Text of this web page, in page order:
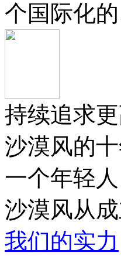
个国际化
持续追求
沙漠风的
一个年轻
沙漠风从
我们的实力